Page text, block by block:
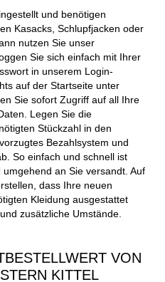
und benötigen
Kasacks, Schlupfjacken oder
nutzen Sie unser
Sie sich einfach mit Ihrer
in unserem Login-
auf der Startseite unter
Sie sofort Zugriff auf all Ihre
Legen Sie die
Stückzahl in den
Bezahlsystem und
So einfach und schnell ist
an Sie versandt. Auf
dass Ihre neuen
Kleidung ausgestattet
zusätzliche Umstände.
VON
KITTEL